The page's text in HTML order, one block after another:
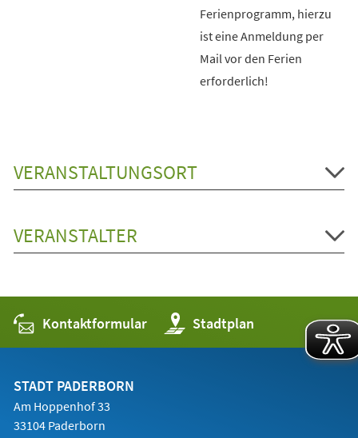
Ferienprogramm, hierzu
ist eine Anmeldung per
Mail vor den Ferien
erforderlich!
VERANSTALTUNGSORT
VERANSTALTER
Kontaktformular Stadtplan
(Öffnet
in
einem
STADT PADERBORN
Am Hoppenhof 33
33104 Paderborn